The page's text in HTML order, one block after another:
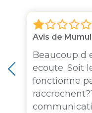
Avis de
Beaucoup d
ecoute. Soit
fonctionne